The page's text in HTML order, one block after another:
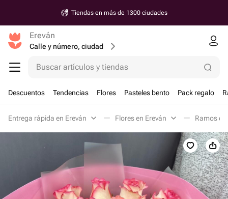
Tiendas en más de 1300 ciudades
Ereván
Calle y número, ciudad
Buscar artículos y tiendas
Descuentos Tendencias Flores Pasteles bento Pack regalo
Entrega rápida en Ereván Flores en Ereván Ramos